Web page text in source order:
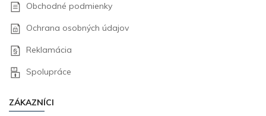
Obchodné podmienky
Ochrana osobných údajov
Reklamácia
Spolupráce
ZÁKAZNÍCI